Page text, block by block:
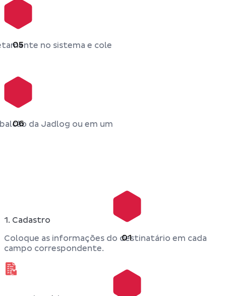
05 no sistema e cole
06 da Jadlog ou em um
01
1. Cadastro
Coloque as informações do destinatário em cada
campo correspondente.